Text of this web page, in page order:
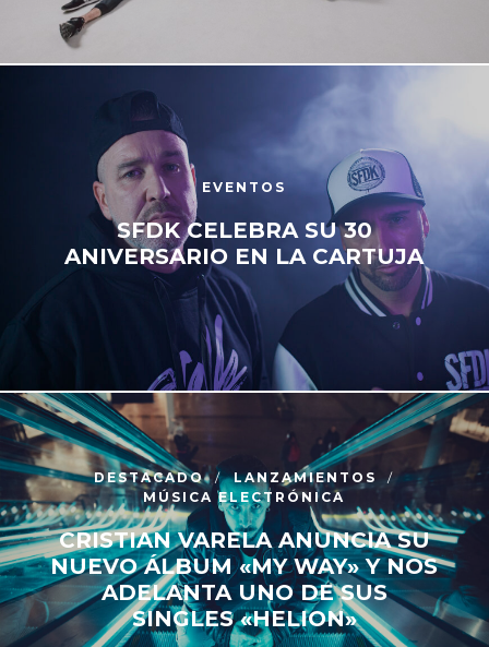
EVENTOS
SFDK CELEBRA SU 30
ANIVERSARIO EN LA CARTUJA
DESTACADO
LANZAMIENTOS
MÚSICA ELECTRÓNICA
CRISTIAN VARELA ANUNCIA SU
NUEVO ÁLBUM «MY WAY» Y NOS
ADELANTA UNO DE SUS
SINGLES «HELION»